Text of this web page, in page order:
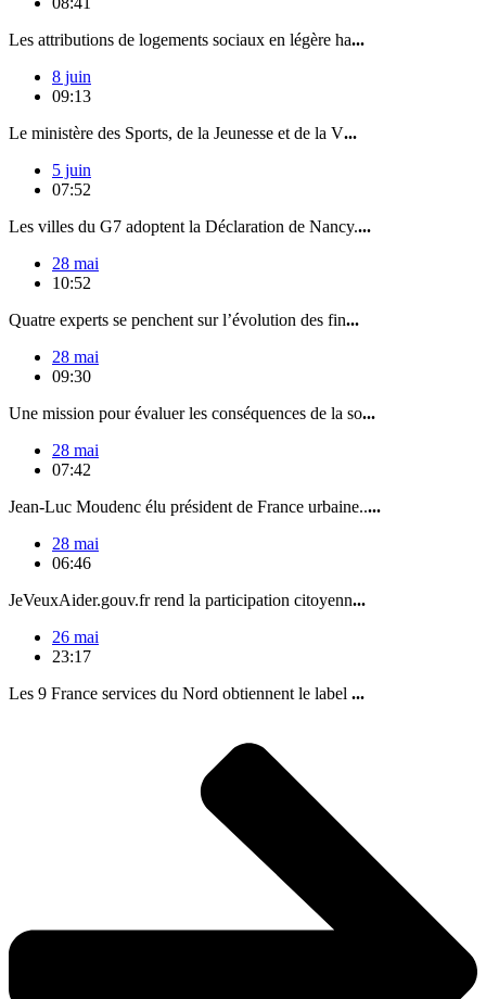
Les attributions de logements sociaux en légère ha...
8 juin
09:13
Le ministère des Sports, de la Jeunesse et de la V...
5 juin
07:52
Les villes du G7 adoptent la Déclaration de Nancy....
28 mai
10:52
Quatre experts se penchent sur l’évolution des fin...
28 mai
09:30
Une mission pour évaluer les conséquences de la so...
28 mai
07:42
Jean-Luc Moudenc élu président de France urbaine.....
28 mai
06:46
JeVeuxAider.gouv.fr rend la participation citoyenn...
26 mai
23:17
Les 9 France services du Nord obtiennent le label ...